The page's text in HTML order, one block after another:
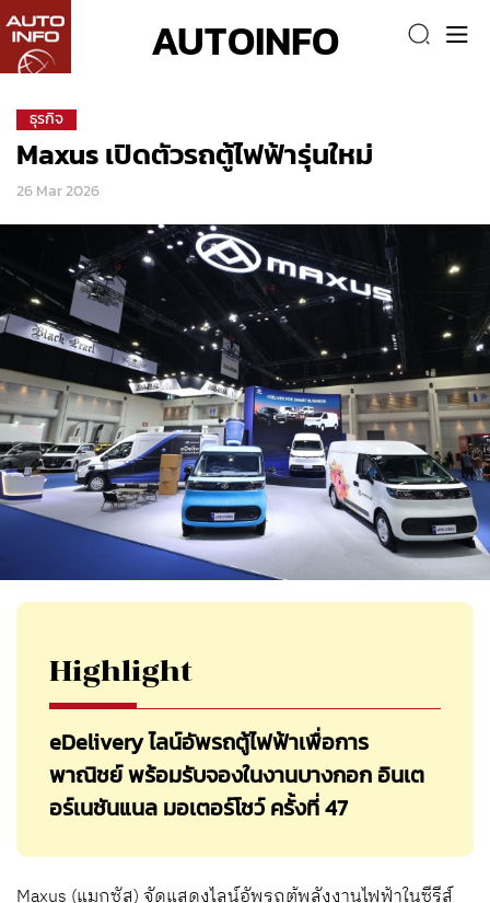
AUTOINFO
ธุรกิจ
Maxus เปิดตัวรถตู้ไฟฟ้ารุ่นใหม่
26 Mar 2026
Highlight
eDelivery ไลน์อัพรถตู้ไฟฟ้าเพื่อการ
พาณิชย์ พร้อมรับจองในงานบางกอก อินเต
อร์เนชันแนล มอเตอร์โชว์ ครั้งที่ 47
Maxus (แมกซัส) จัดแสดงไลน์อัพรถตู้พลังงานไฟฟ้าในซีรีส์